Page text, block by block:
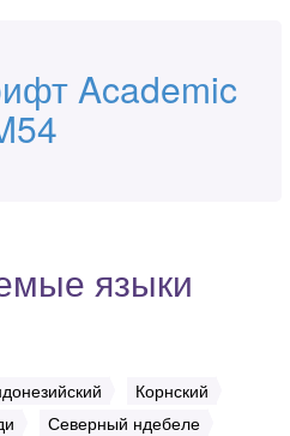
Academic
языки
Корнский
Северный ндебеле